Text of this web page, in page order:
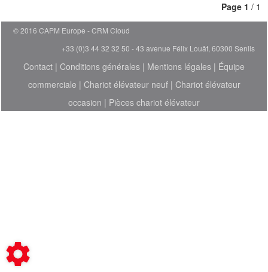
Page 1 / 1
© 2016 CAPM Europe
CRM Cloud
+33 (0)3 44 32 32 50 - 43 avenue Félix Louât, 60300 Senlis
Contact | Conditions générales | Mentions légales | Équipe
commerciale | Chariot élévateur neuf| Chariot élévateur
occasion | Pièces chariot élévateur